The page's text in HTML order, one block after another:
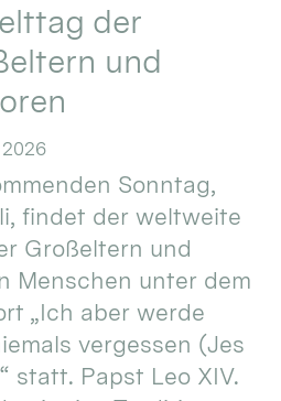
der
und
Sonntag,
findet der weltweite
Großeltern und
Menschen unter dem
„Ich aber werde
vergessen (Jes
statt. Papst Leo XIV.